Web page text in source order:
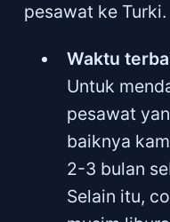
pesawat ke
Waktu
Untuk
pesawat
baiknya
2-3 bulan
Selain itu,